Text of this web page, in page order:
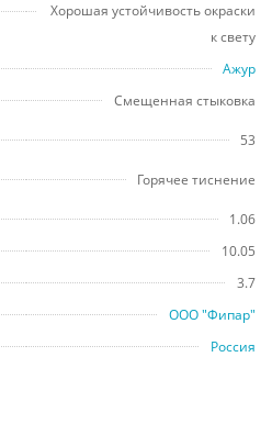
Хорошая устойчивость окраски
к свету
Ажур
Смещенная стыковка
53
Горячее тиснение
1.06
10.05
3.7
ООО "Фипар"
Россия